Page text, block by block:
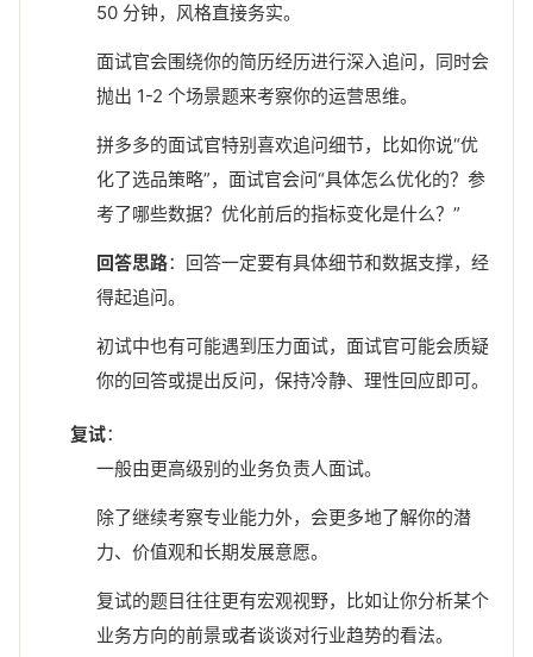
50 分钟，风格直接务实。
面试官会围绕你的简历经历进行深入追问，同时会
抛出 1-2 个场景题来考察你的运营思维。
拼多多的面试官特别喜欢追问细节，比如你说“优
化了选品策略”，面试官会问“具体怎么优化的？参
考了哪些数据？优化前后的指标变化是什么？”
回答思路：回答一定要有具体细节和数据支撑，经
得起追问。
初试中也有可能遇到压力面试，面试官可能会质疑
你的回答或提出反问，保持冷静、理性回应即可。
复试：
一般由更高级别的业务负责人面试。
除了继续考察专业能力外，会更多地了解你的潜
力、价值观和长期发展意愿。
复试的题目往往更有宏观视野，比如让你分析某个
业务方向的前景或者谈谈对行业趋势的看法。